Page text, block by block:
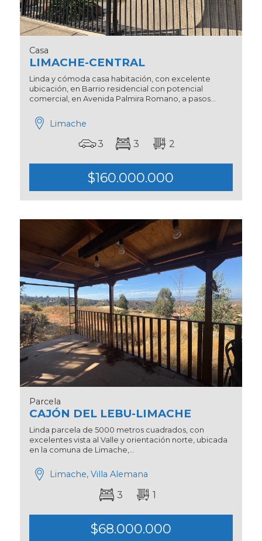
Casa
LIMACHE-CENTRAL
Linda y cómoda casa habitación, con excelente
ubicación, en Barrio residencial con potencial
comercial, en Avenida Palmira Romano, a pasos...
Limache
3 3 2
$160.000.000
Parcela
CAJÓN DEL LEBU-LIMACHE
Linda parcela de 5000 metros cuadrados, con
excelentes vista al Valle y orientación norte, ubicada
en la comuna de Limache,...
Limache, Villa Alemana
3 1
$68.000.000